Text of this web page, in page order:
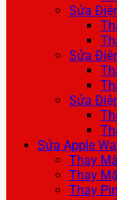
Sửa
Sửa
Sửa
Sửa Apple
Thay
Thay
Thay